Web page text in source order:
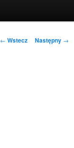
Zobacz
← Wstecz Następny →